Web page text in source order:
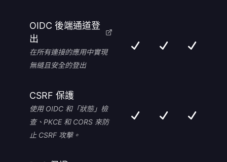
OIDC 後端通道登
出
在所有連接的應用中實現
無縫且安全的登出
CSRF 保護
使用 OIDC 和「狀態」檢
查、PKCE 和 CORS 來防
止 CSRF 攻擊。